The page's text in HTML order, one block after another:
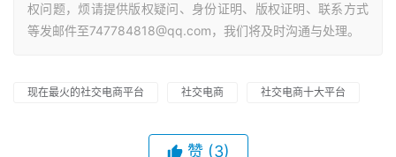
权问题，烦请提供版权疑问、身份证明、版权证明、联系方式
等发邮件至747784818@qq.com，我们将及时沟通与处理。
现在最火的社交电商平台 社交电商 社交电商十大平台
赞 (3)